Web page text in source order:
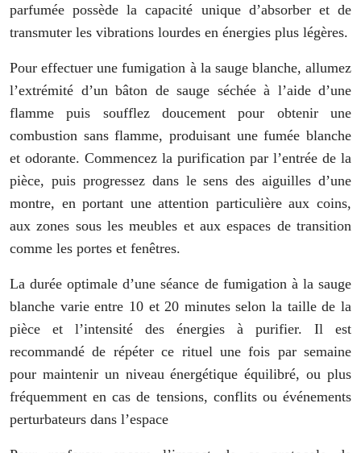
parfumée possède la capacité unique d’absorber et de
transmuter les vibrations lourdes en énergies plus légères.
Pour effectuer une fumigation à la sauge blanche, allumez
l’extrémité d’un bâton de sauge séchée à l’aide d’une
flamme puis soufflez doucement pour obtenir une
combustion sans flamme, produisant une fumée blanche
et odorante. Commencez la purification par l’entrée de la
pièce, puis progressez dans le sens des aiguilles d’une
montre, en portant une attention particulière aux coins,
aux zones sous les meubles et aux espaces de transition
comme les portes et fenêtres.
La durée optimale d’une séance de fumigation à la sauge
blanche varie entre 10 et 20 minutes selon la taille de la
pièce et l’intensité des énergies à purifier. Il est
recommandé de répéter ce rituel une fois par semaine
pour maintenir un niveau énergétique équilibré, ou plus
fréquemment en cas de tensions, conflits ou événements
perturbateurs dans l’espace